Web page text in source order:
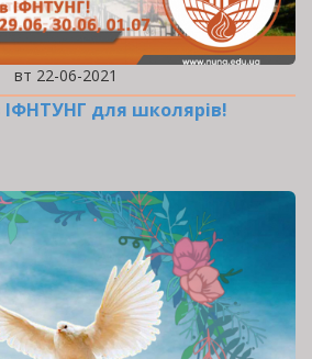
вт 22-06-2021
ІФНТУНГ для школярів!